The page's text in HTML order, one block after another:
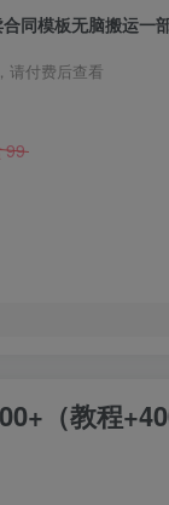
同模板无脑搬运一
请付费后查看
99
（教程